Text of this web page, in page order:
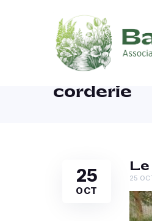
corderie
25
OCT
25